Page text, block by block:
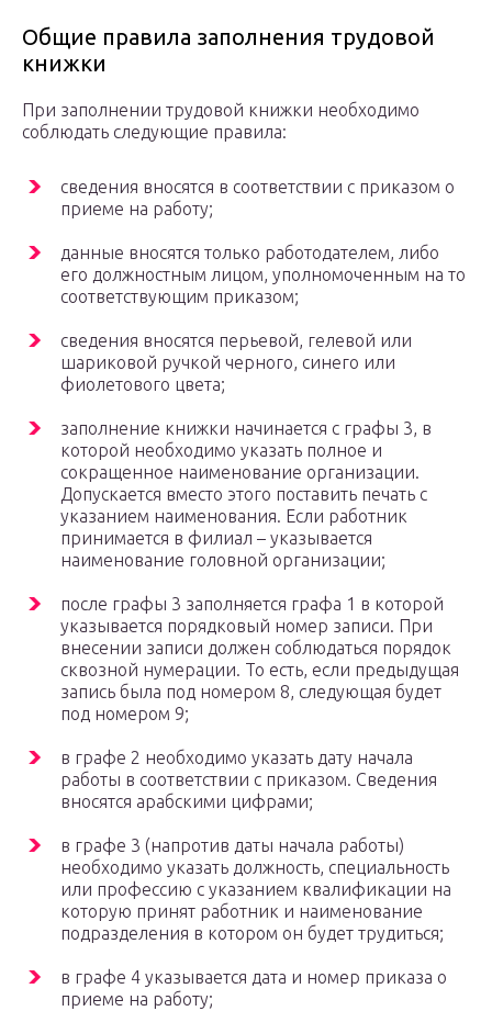
Общие правила заполнения трудовой
книжки
При заполнении трудовой книжки необходимо
соблюдать следующие правила:
cведения вносятся в соответствии с приказом о
приеме на работу;
данные вносятся только работодателем, либо
его должностным лицом, уполномоченным на то
соответствующим приказом;
сведения вносятся перьевой, гелевой или
шариковой ручкой черного, синего или
фиолетового цвета;
заполнение книжки начинается с графы 3, в
которой необходимо указать полное и
сокращенное наименование организации.
Допускается вместо этого поставить печать с
указанием наименования. Если работник
принимается в филиал – указывается
наименование головной организации;
после графы 3 заполняется графа 1 в которой
указывается порядковый номер записи. При
внесении записи должен соблюдаться порядок
сквозной нумерации. То есть, если предыдущая
запись была под номером 8, следующая будет
под номером 9;
в графе 2 необходимо указать дату начала
работы в соответствии с приказом. Сведения
вносятся арабскими цифрами;
в графе 3 (напротив даты начала работы)
необходимо указать должность, специальность
или профессию с указанием квалификации на
которую принят работник и наименование
подразделения в котором он будет трудиться;
в графе 4 указывается дата и номер приказа о
приеме на работу;